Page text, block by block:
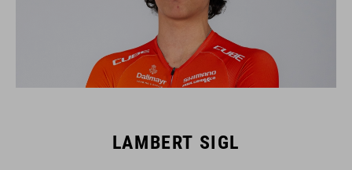
LAMBERT SIGL